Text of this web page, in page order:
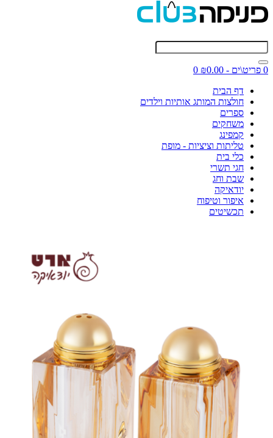
0 פריט\ים - ₪0.00
0
דף הבית
חולצות המותג אותיות וילדים
ספרים
משחקים
קמפינג
טליתות וציציות - מופת
כלי בית
חגי תשרי
שבת וחג
יודאיקה
איפור וטיפוח
תכשיטים